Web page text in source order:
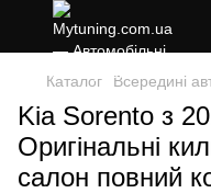
Каталог Всередині
Kia Sorento з
Оригінальні
салон повний